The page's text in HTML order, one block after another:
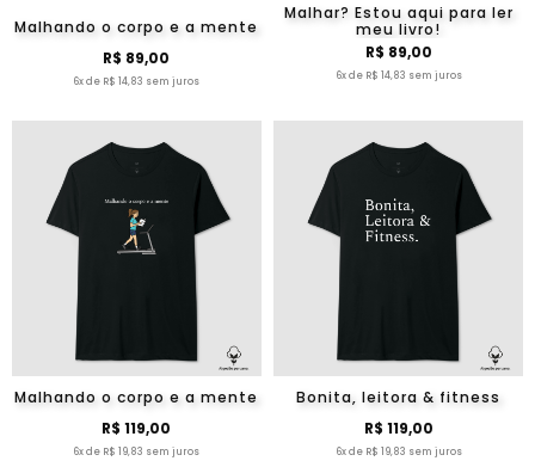
Malhando o corpo e a mente
R$ 89,00
6x de R$ 14,83 sem juros
Malhar? Estou aqui para ler
meu livro!
R$ 89,00
6x de R$ 14,83 sem juros
Malhando o corpo e a mente
R$ 119,00
6x de R$ 19,83 sem juros
Bonita, leitora & fitness
R$ 119,00
6x de R$ 19,83 sem juros